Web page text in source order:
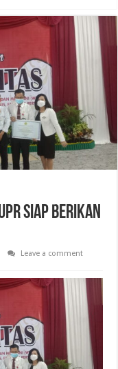
Pemdes dan BPD di
Siap Berikan
Leave a comment